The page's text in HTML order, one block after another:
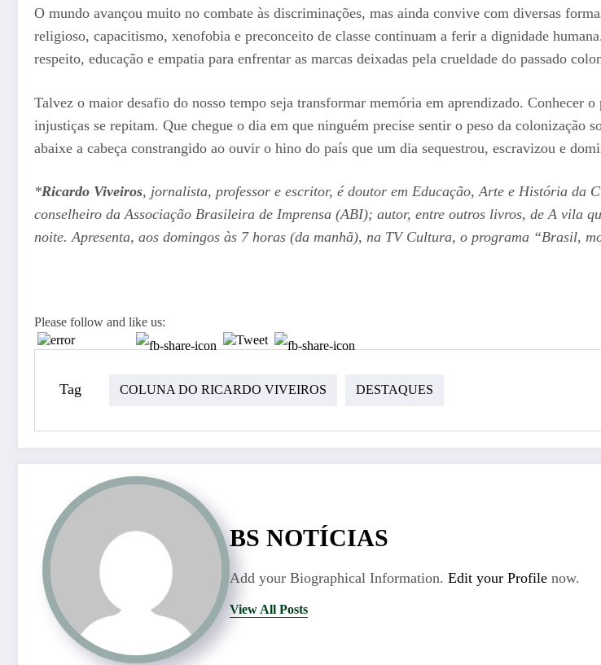
O mundo avançou muito no combate às discriminações, mas ainda convive com diversas
religioso, capacitismo, xenofobia e preconceito de classe continuam a ferir a dignidade
respeito, educação e empatia para enfrentar as marcas deixadas pela crueldade do passado
Talvez o maior desafio do nosso tempo seja transformar memória em aprendizado. Conhecer
injustiças se repitam. Que chegue o dia em que ninguém precise sentir o peso da colonização
abaixe a cabeça constrangido ao ouvir o hino do país que um dia sequestrou, escravizou e
*Ricardo Viveiros, jornalista, professor e escritor, é doutor em Educação, Arte e História da
conselheiro da Associação Brasileira de Imprensa (ABI); autor, entre outros livros, de A vila
noite. Apresenta, aos domingos às 7 horas (da manhã), na TV Cultura, o programa “Brasil,
Please follow and like us:
Tag COLUNA DO RICARDO VIVEIROS DESTAQUES
BS NOTÍCIAS
Add your Biographical Information. Edit your Profile now.
View All Posts